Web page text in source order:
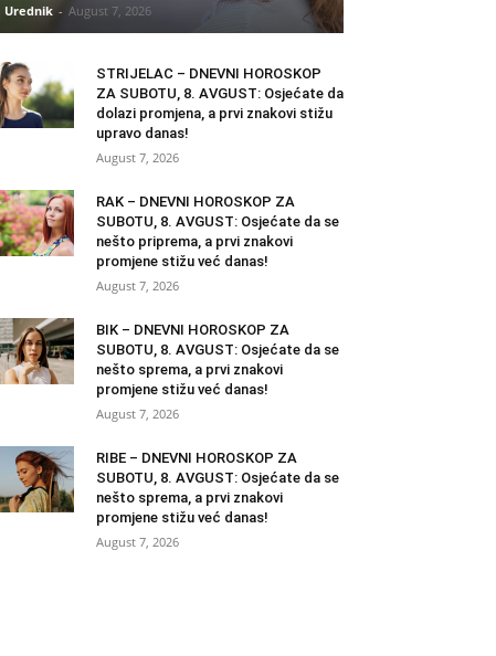
Urednik - August 7, 2026
STRIJELAC – DNEVNI HOROSKOP
ZA SUBOTU, 8. AVGUST: Osjećate da
dolazi promjena, a prvi znakovi stižu
upravo danas!
August 7, 2026
RAK – DNEVNI HOROSKOP ZA
SUBOTU, 8. AVGUST: Osjećate da se
nešto priprema, a prvi znakovi
promjene stižu već danas!
August 7, 2026
BIK – DNEVNI HOROSKOP ZA
SUBOTU, 8. AVGUST: Osjećate da se
nešto sprema, a prvi znakovi
promjene stižu već danas!
August 7, 2026
RIBE – DNEVNI HOROSKOP ZA
SUBOTU, 8. AVGUST: Osjećate da se
nešto sprema, a prvi znakovi
promjene stižu već danas!
August 7, 2026